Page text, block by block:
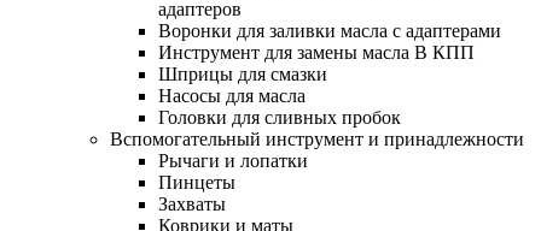
адаптеров
Воронки для заливки масла с адаптерами
Инструмент для замены масла В КПП
Шприцы для смазки
Насосы для масла
Головки для сливных пробок
Вспомогательный инструмент и принадлежности
Рычаги и лопатки
Пинцеты
Захваты
Коврики и маты